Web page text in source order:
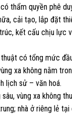
thẩm quyền phê
cải tạo, lắp đặt
kết cấu chịu lực
thuật có tổng mức
xa không nằm
lịch sử – văn hoá.
vùng xa không
nhà ở riêng lẻ